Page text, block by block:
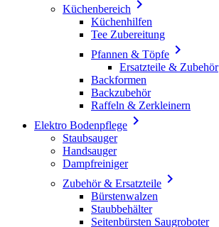
Küchenbereich 
Küchenhilfen
Tee Zubereitung
Pfannen & Töpfe 
Ersatzteile & Zubehör
Backformen
Backzubehör
Raffeln & Zerkleinern
Elektro Bodenpflege 
Staubsauger
Handsauger
Dampfreiniger
Zubehör & Ersatzteile 
Bürstenwalzen
Staubbehälter
Seitenbürsten Saugroboter